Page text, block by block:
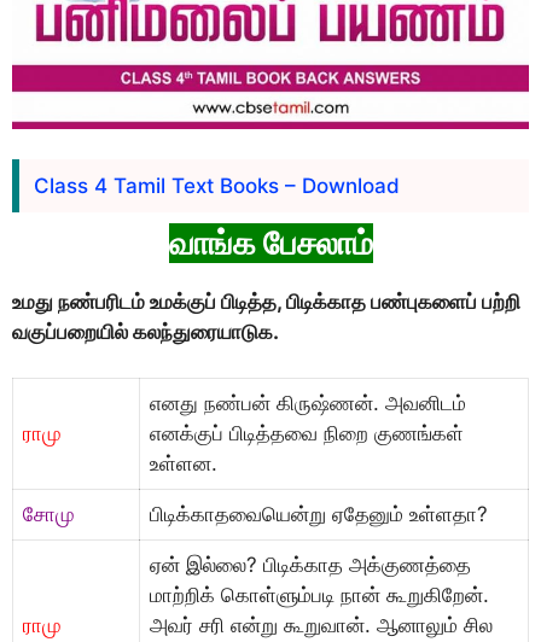
Class 4 Tamil Text Books – Download
வாங்க பேசலாம்
உமது நண்பரிடம் உமக்குப் பிடித்த, பிடிக்காத பண்புகளைப் பற்றி
வகுப்பறையில் கலந்துரையாடுக.
ராமு
எனது நண்பன் கிருஷ்ணன். அவனிடம்
எனக்குப் பிடித்தவை நிறை குணங்கள்
உள்ளன.
சோமு பிடிக்காதவையென்று ஏதேனும் உள்ளதா?
ராமு
ஏன் இல்லை? பிடிக்காத அக்குணத்தை
மாற்றிக் கொள்ளும்படி நான் கூறுகிறேன்.
அவர் சரி என்று கூறுவான். ஆனாலும் சில